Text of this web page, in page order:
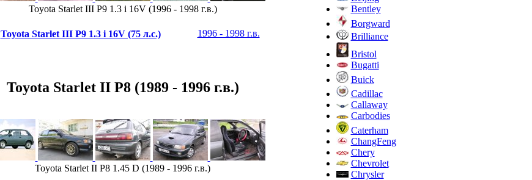
Toyota Starlet III P9 1.3 i 16V (1996 - 1998 г.в.)
Toyota Starlet III P9 1.3 i 16V (75 л.с.) 1996 - 1998 г.в.
Toyota Starlet II P8 (1989 - 1996 г.в.)
Toyota Starlet II P8 1.45 D (1989 - 1996 г.в.)
Bentley
Borgward
Brilliance
Bristol
Bugatti
Buick
Cadillac
Callaway
Carbodies
Caterham
ChangFeng
Chery
Chevrolet
Chrysler